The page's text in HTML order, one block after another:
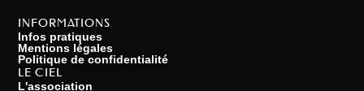
INFORMATIONS
Infos pratiques
Mentions légales
Politique de confidentialité
LE CIEL
L'association